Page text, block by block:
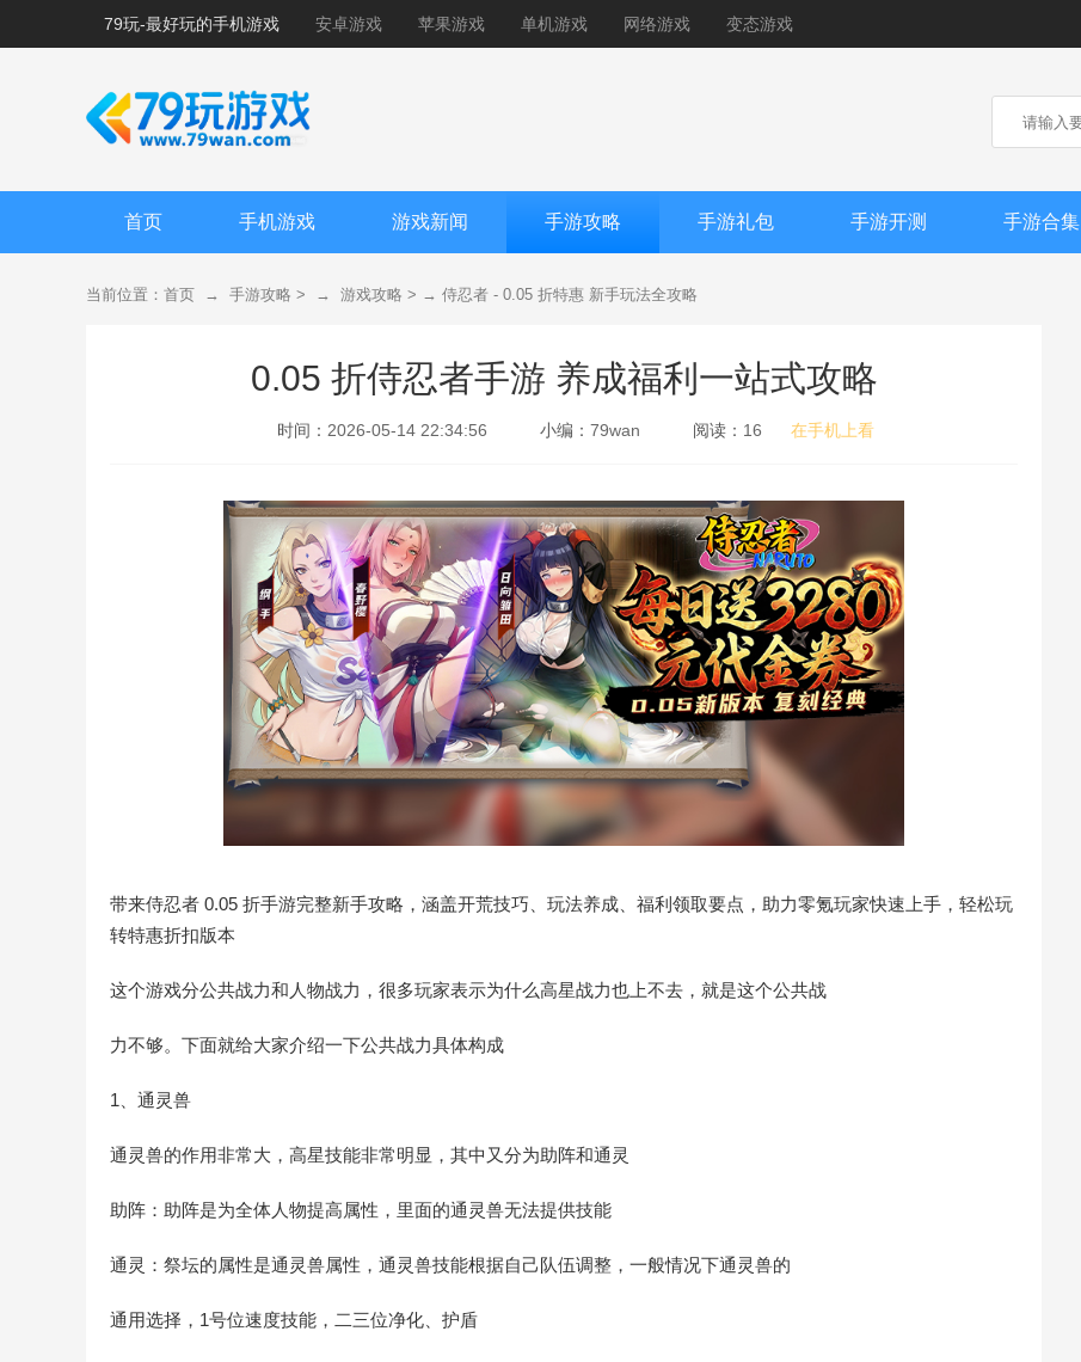
79玩-最好玩的手机游戏 安卓游戏 苹果游戏 单机游戏 网络游戏 变态游戏
首页 手机游戏 游戏新闻 手游攻略 手游礼包 手游开测 手游合集
当前位置： 首页 → 手游攻略 > → 游戏攻略 > → 侍忍者 - 0.05 折特惠 新手玩法全攻略
0.05 折侍忍者手游 养成福利一站式攻略
时间： 2026-05-14 22:34:56 小编： 79wan 阅读： 16 在手机上看
带来侍忍者 0.05 折手游完整新手攻略，涵盖开荒技巧、玩法养成、福利领取要点，助力零氪玩家快速上手，轻松玩
转特惠折扣版本
这个游戏分公共战力和人物战力，很多玩家表示为什么高星战力也上不去，就是这个公共战
力不够。下面就给大家介绍一下公共战力具体构成
1、通灵兽
通灵兽的作用非常大，高星技能非常明显，其中又分为助阵和通灵
助阵：助阵是为全体人物提高属性，里面的通灵兽无法提供技能
通灵：祭坛的属性是通灵兽属性，通灵兽技能根据自己队伍调整，一般情况下通灵兽的
通用选择，1号位速度技能，二三位净化、护盾